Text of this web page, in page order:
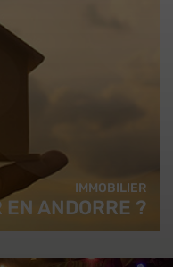
IMMOBILIER
EN ANDORRE ?